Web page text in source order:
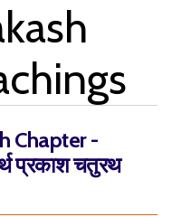
Chapter -
प्रकाश चतुरथ